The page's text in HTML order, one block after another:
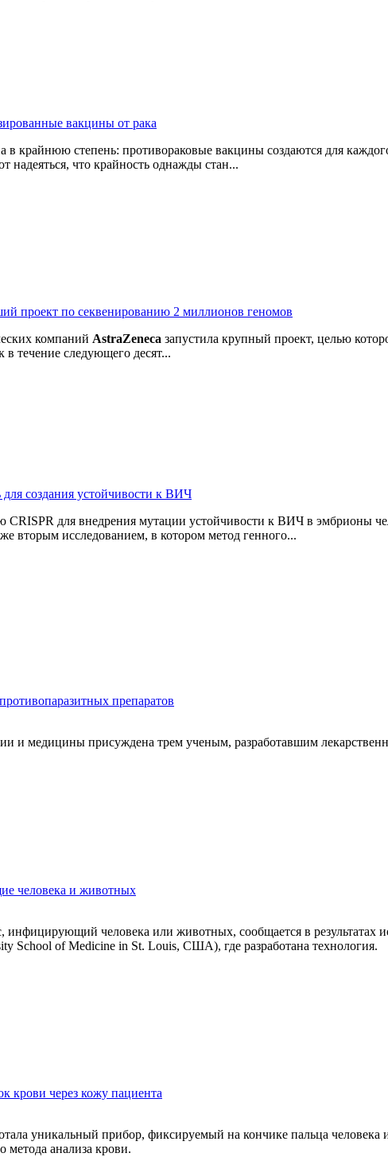
вакцины от рака
в крайнюю степень: противораковые вакцины создаются для
что крайность однажды стан...
проект по секвенированию 2 миллионов геномов
компаний AstraZeneca запустила крупный проект, целью
течение следующего десят...
создания устойчивости к ВИЧ
для внедрения мутации устойчивости к ВИЧ в эмбрионы
вторым исследованием, в котором метод генного...
препаратов
и медицины присуждена трем ученым, разработавшим
человека и животных
инфицирующий человека или животных, сообщается в
School of Medicine in St. Louis, США), где разработана технология.
крови через кожу пациента
уникальный прибор, фиксируемый на кончике пальца
метода анализа крови.